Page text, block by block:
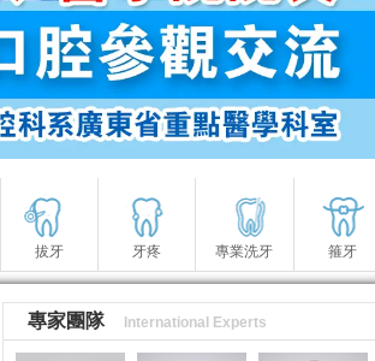
拔牙 牙疼 專業洗牙 箍牙
專家團隊 International Experts